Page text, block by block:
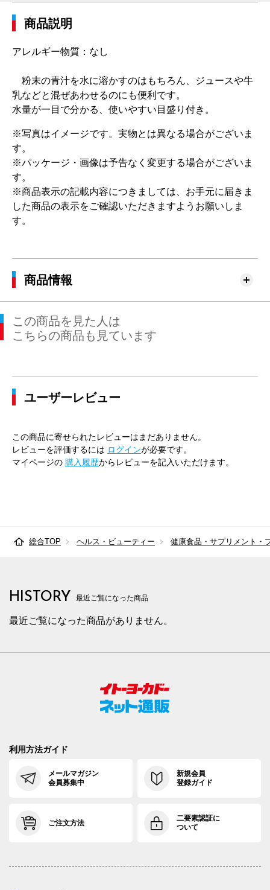
商品説明
アレルギー物質：なし
粉末の青汁を水に溶かすのはもちろん、ジュースや牛
乳などと混ぜあわせるのにも便利です。
水量が一目で分かる、使いやすい目盛り付き。
※写真はイメージです。実物とは異なる場合がございま
す。
※パッケージ・画像は予告なく変更する場合がございま
す。
※商品表示の記載内容につきましては、お手元に届きま
した商品の表示をご確認いただきますようお願いしま
す。
商品情報
この商品を見た人は
こちらの商品も見ています
ユーザーレビュー
この商品に寄せられたレビューはまだありません。
レビューを評価するには ログインが必要です。
マイページの 購入履歴からレビューを記入いただけます。
総合TOP ヘルス・ビューティー 健康食品・サプリメント・
HISTORY 最近ご覧になった商品
最近ご覧になった商品がありません。
利用方法ガイド
メールマガジン
会員募集中
新規会員
登録ガイド
ご注文方法
二要素認証に
ついて